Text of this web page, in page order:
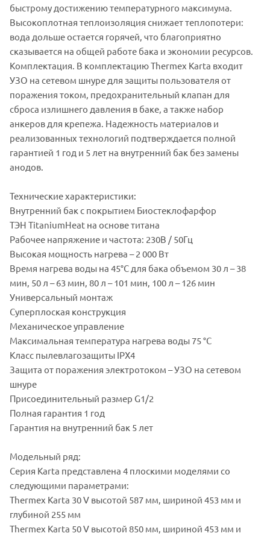
быстрому достижению температурного максимума.
Высокоплотная теплоизоляция снижает теплопотери:
вода дольше остается горячей, что благоприятно
сказывается на общей работе бака и экономии ресурсов.
Комплектация. В комплектацию Thermex Karta входит
УЗО на сетевом шнуре для защиты пользователя от
поражения током, предохранительный клапан для
сброса излишнего давления в баке, а также набор
анкеров для крепежа. Надежность материалов и
реализованных технологий подтверждается полной
гарантией 1 год и 5 лет на внутренний бак без замены
анодов.
Технические характеристики:
Внутренний бак с покрытием Биостеклофарфор
ТЭН TitaniumHeat на основе титана
Рабочее напряжение и частота: 230В / 50Гц
Высокая мощность нагрева – 2 000 Вт
Время нагрева воды на 45°С для бака объемом 30 л – 38
мин, 50 л – 63 мин, 80 л – 101 мин, 100 л – 126 мин
Универсальный монтаж
Суперплоская конструкция
Механическое управление
Максимальная температура нагрева воды 75 °С
Класс пылевлагозащиты IPX4
Защита от поражения электротоком – УЗО на сетевом
шнуре
Присоединительный размер G1/2
Полная гарантия 1 год
Гарантия на внутренний бак 5 лет
Модельный ряд:
Серия Karta представлена 4 плоскими моделями со
следующими параметрами:
Thermex Karta 30 V высотой 587 мм, шириной 453 мм и
глубиной 255 мм
Thermex Karta 50 V высотой 850 мм, шириной 453 мм и